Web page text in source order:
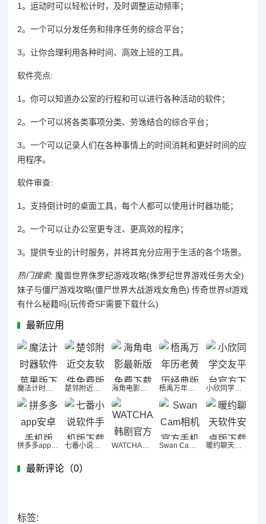
1。运动时可以轻松计时，及时调整运动频率；
2。一个可以分发任务和排序任务的综合平台；
3。让你合理利用各种时间、高效上班的工具。
软件亮点:
1。你可以知道办公室的行程和可以进行各种活动的软件；
2。一个可以将各类事项分类、劳逸结合的综合平台；
3。一个可以记录人们在各种事情上的时间消耗和更好时间的应
用程序。
软件审查:
1。支持倒计时的桌面工具，每个人都可以使用计时器功能；
2。一个可以让办公室更专注、更高效的程序；
3。提供专业的计时服务，并将其充分应用于生活的各个场景。
热门搜索: 魔兽世界侏罗纪游戏攻略(侏罗纪世界游戏任务大全)
妹子与僵尸游戏攻略(僵尸世界大战游戏女角色) 传奇世界sf游戏
有什么秘籍吗(玩传奇SF需要下载什么)
最新应用
楚邻附近交友软件免费版下载 梧禹万年历老黄历经典版软件官方下载
拼多多app安卓手机版 七番小说软件手机版下载 WATCHA韩剧官方安卓版下载 Swan Cam相机官方手机版下载 暖约聊天软件安卓版下载
最新评论（0）
标签: